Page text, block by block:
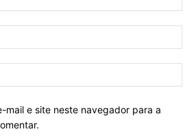
mail e site neste navegador para a